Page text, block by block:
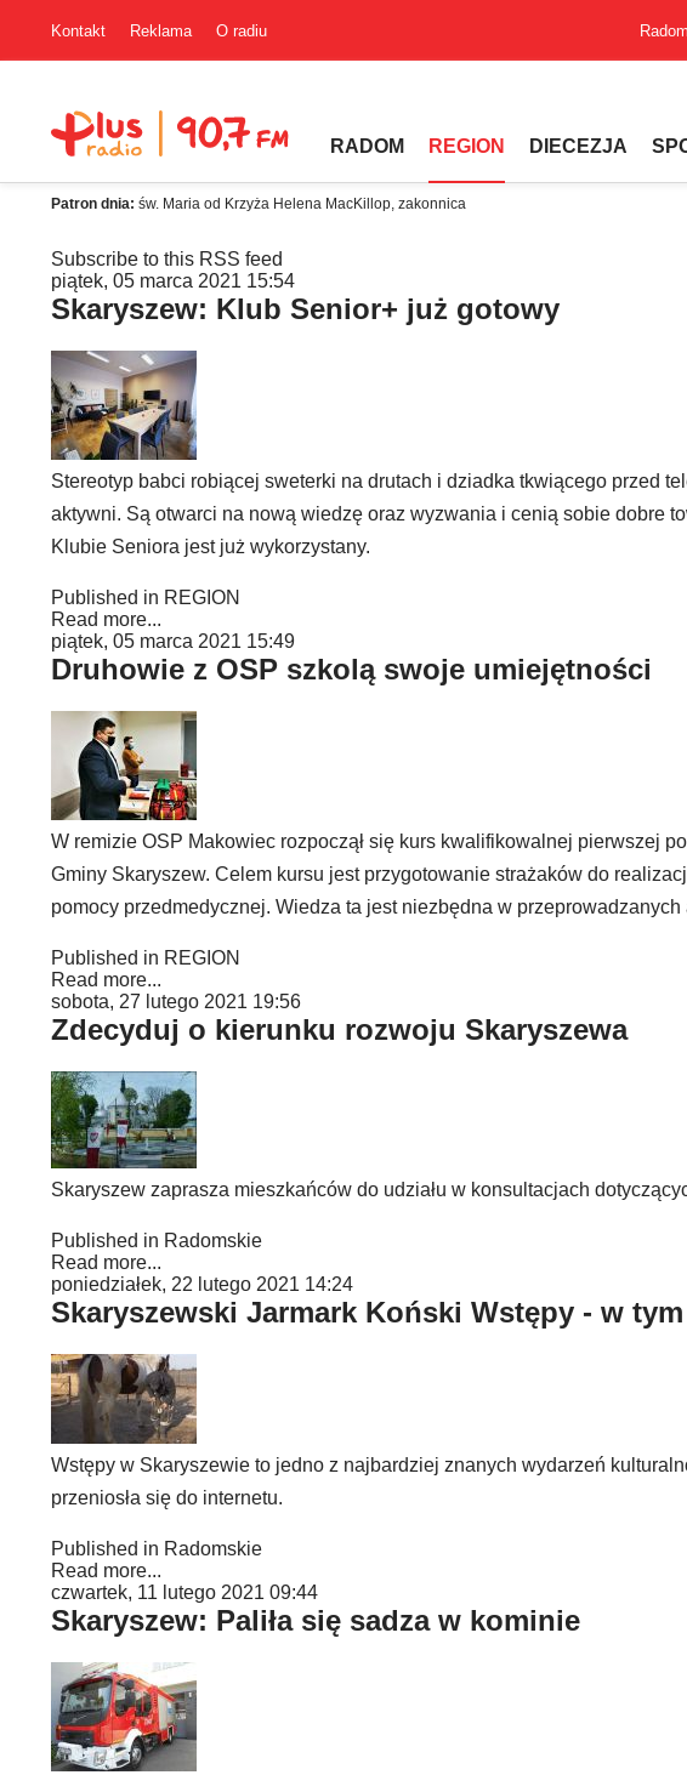
Kontakt Reklama O radiu Radom
RADOM REGION DIECEZJA
Patron dnia: św. Maria od Krzyża Helena MacKillop, zakonnica
Subscribe to this RSS feed
piątek, 05 marca 2021 15:54
Skaryszew: Klub Senior+ już gotowy
Stereotyp babci robiącej sweterki na drutach i dziadka tkwiącego przed
aktywni. Są otwarci na nową wiedzę oraz wyzwania i cenią sobie dobre
Klubie Seniora jest już wykorzystany.
Published in REGION
Read more...
piątek, 05 marca 2021 15:49
Druhowie z OSP szkolą swoje umiejętności
W remizie OSP Makowiec rozpoczął się kurs kwalifikowalnej pierwszej
Gminy Skaryszew. Celem kursu jest przygotowanie strażaków do
pomocy przedmedycznej. Wiedza ta jest niezbędna w
Published in REGION
Read more...
sobota, 27 lutego 2021 19:56
Zdecyduj o kierunku rozwoju Skaryszewa
Skaryszew zaprasza mieszkańców do udziału w konsultacjach
Published in Radomskie
Read more...
poniedziałek, 22 lutego 2021 14:24
Skaryszewski Jarmark Koński Wstępy - w
Wstępy w Skaryszewie to jedno z najbardziej znanych wydarzeń
przeniosła się do internetu.
Published in Radomskie
Read more...
czwartek, 11 lutego 2021 09:44
Skaryszew: Paliła się sadza w kominie